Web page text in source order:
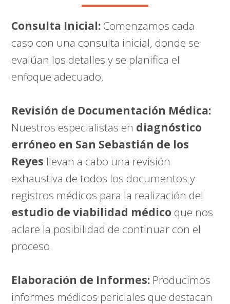
Consulta Inicial: Comenzamos cada
caso con una consulta inicial, donde se
evalúan los detalles y se planifica el
enfoque adecuado.
Revisión de Documentación Médica:
Nuestros especialistas en diagnóstico
erróneo en San Sebastián de los
Reyes llevan a cabo una revisión
exhaustiva de todos los documentos y
registros médicos para la realización del
estudio de viabilidad médico que nos
aclare la posibilidad de continuar con el
proceso.
Elaboración de Informes: Producimos
informes médicos periciales que destacan